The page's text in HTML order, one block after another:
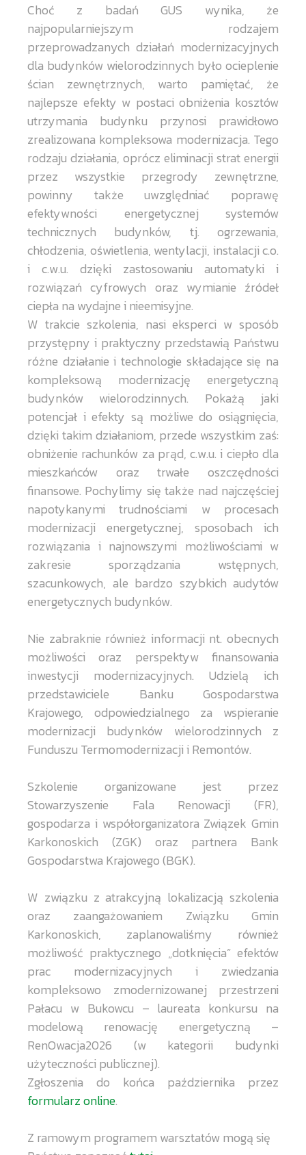
Choć z badań GUS wynika, że
najpopularniejszym rodzajem
przeprowadzanych działań modernizacyjnych
dla budynków wielorodzinnych było ocieplenie
ścian zewnętrznych, warto pamiętać, że
najlepsze efekty w postaci obniżenia kosztów
utrzymania budynku przynosi prawidłowo
zrealizowana kompleksowa modernizacja. Tego
rodzaju działania, oprócz eliminacji strat energii
przez wszystkie przegrody zewnętrzne,
powinny także uwzględniać poprawę
efektywności energetycznej systemów
technicznych budynków, tj. ogrzewania,
chłodzenia, oświetlenia, wentylacji, instalacji c.o.
i c.w.u. dzięki zastosowaniu automatyki i
rozwiązań cyfrowych oraz wymianie źródeł
ciepła na wydajne i nieemisyjne.
W trakcie szkolenia, nasi eksperci w sposób
przystępny i praktyczny przedstawią Państwu
różne działanie i technologie składające się na
kompleksową modernizację energetyczną
budynków wielorodzinnych. Pokażą jaki
potencjał i efekty są możliwe do osiągnięcia,
dzięki takim działaniom, przede wszystkim zaś:
obniżenie rachunków za prąd, c.w.u. i ciepło dla
mieszkańców oraz trwałe oszczędności
finansowe. Pochylimy się także nad najczęściej
napotykanymi trudnościami w procesach
modernizacji energetycznej, sposobach ich
rozwiązania i najnowszymi możliwościami w
zakresie sporządzania wstępnych,
szacunkowych, ale bardzo szybkich audytów
energetycznych budynków.
Nie zabraknie również informacji nt. obecnych
możliwości oraz perspektyw finansowania
inwestycji modernizacyjnych. Udzielą ich
przedstawiciele Banku Gospodarstwa
Krajowego, odpowiedzialnego za wspieranie
modernizacji budynków wielorodzinnych z
Funduszu Termomodernizacji i Remontów.
Szkolenie organizowane jest przez
Stowarzyszenie Fala Renowacji (FR),
gospodarza i współorganizatora Związek Gmin
Karkonoskich (ZGK) oraz partnera Bank
Gospodarstwa Krajowego (BGK).
W związku z atrakcyjną lokalizacją szkolenia
oraz zaangażowaniem Związku Gmin
Karkonoskich, zaplanowaliśmy również
możliwość praktycznego „dotknięcia” efektów
prac modernizacyjnych i zwiedzania
kompleksowo zmodernizowanej przestrzeni
Pałacu w Bukowcu – laureata konkursu na
modelową renowację energetyczną –
RenOwacja2026 (w kategorii budynki
użyteczności publicznej).
Zgłoszenia do końca października przez
formularz online.
Z ramowym programem warsztatów mogą się